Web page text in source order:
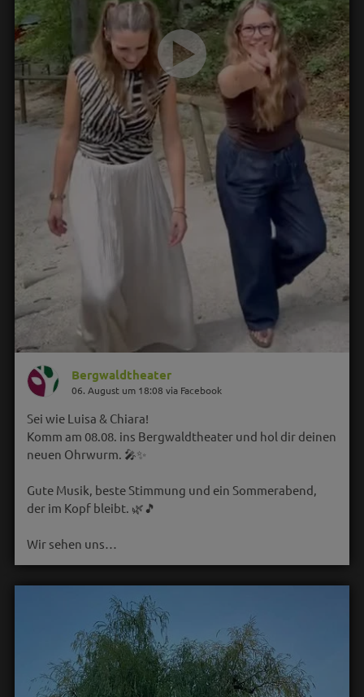
Bergwaldtheater
06. August um 18:08 via Facebook
Sei wie Luisa & Chiara!
Komm am 08.08. ins Bergwaldtheater und hol dir deinen
neuen Ohrwurm. 🎤✨
Gute Musik, beste Stimmung und ein Sommerabend,
der im Kopf bleibt. 🌿🎵
Wir sehen uns…